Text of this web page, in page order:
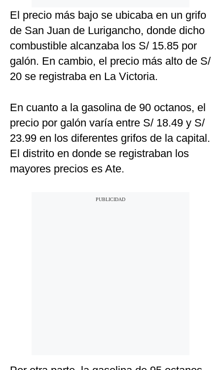
El precio más bajo se ubicaba en un grifo
de San Juan de Lurigancho, donde dicho
combustible alcanzaba los S/ 15.85 por
galón. En cambio, el precio más alto de S/
20 se registraba en La Victoria.
En cuanto a la gasolina de 90 octanos, el
precio por galón varía entre S/ 18.49 y S/
23.99 en los diferentes grifos de la capital.
El distrito en donde se registraban los
mayores precios es Ate.